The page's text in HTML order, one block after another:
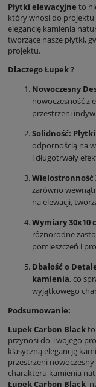
Płytki elewacyjne to
który wnosi do projektu
elegancję kamienia
tworzące nasze płytki,
projektu.
Dlaczego Łupek ?
Nowoczesny
nowoczesność z
przestrzeni
Solidność:
odpornością na
i długotrwały
Wielostronność
zarówno
na elewacji,
Wymiary 30x10
różnorodne
pomieszczeń i
Dbałość o
kamienia, co
wyjątkowego
Podsumowanie:
Łupek Carbon Black
przynosi do Twojego
klasyczną elegancję
przestrzeni
charakteru kamienia
Łupek Carbon Black